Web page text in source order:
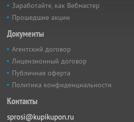
Заработайте, как Вебмастер
Прошедшие акции
Документы
Агентский договор
Лицензионный договор
Публичная оферта
Политика конфиденциальности
Контакты
sprosi@kupikupon.ru